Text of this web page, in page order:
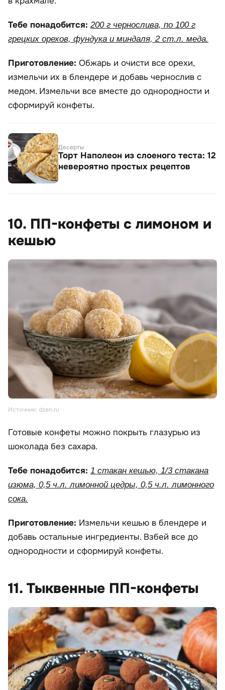
Тебе понадобится: 200 г чернослива, по 100 г
грецких орехов, фундука и миндаля, 2 ст.л. меда.
Приготовление: Обжарь и очисти все орехи,
измельчи их в блендере и добавь чернослив с
медом. Измельчи все вместе до однородности и
сформируй конфеты.
Десерты
Торт Наполеон из слоеного теста: 12
невероятно простых рецептов
10. ПП-конфеты с лимоном и
кешью
Источник: dzen.ru
Готовые конфеты можно покрыть глазурью из
шоколада без сахара.
Тебе понадобится: 1 стакан кешью, 1/3 стакана
изюма, 0,5 ч.л. лимонной цедры, 0,5 ч.л. лимонного
сока.
Приготовление: Измельчи кешью в блендере и
добавь остальные ингредиенты. Взбей все до
однородности и сформируй конфеты.
11. Тыквенные ПП-конфеты